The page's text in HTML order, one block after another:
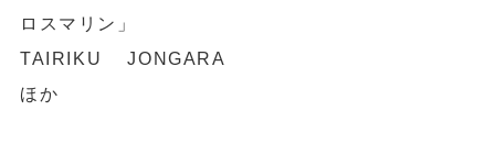
ロスマリン」
TAIRIKU JONGARA
ほか